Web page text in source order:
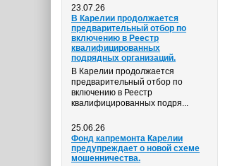
23.07.26
В Карелии продолжается
предварительный отбор по
включению в Реестр
квалифицированных
подрядных организаций.
В Карелии продолжается
предварительный отбор по
включению в Реестр
квалифицированных подря...
25.06.26
Фонд капремонта Карелии
предупреждает о новой схеме
мошенничества.